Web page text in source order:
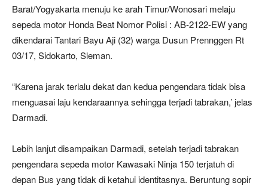
Barat/Yogyakarta menuju ke arah Timur/Wonosari melaju
sepeda motor Honda Beat Nomor Polisi : AB-2122-EW yang
dikendarai Tantari Bayu Aji (32) warga Dusun Prennggen Rt
03/17, Sidokarto, Sleman.
“Karena jarak terlalu dekat dan kedua pengendara tidak bisa
menguasai laju kendaraannya sehingga terjadi tabrakan,’ jelas
Darmadi.
Lebih lanjut disampaikan Darmadi, setelah terjadi tabrakan
pengendara sepeda motor Kawasaki Ninja 150 terjatuh di
depan Bus yang tidak di ketahui identitasnya. Beruntung sopir